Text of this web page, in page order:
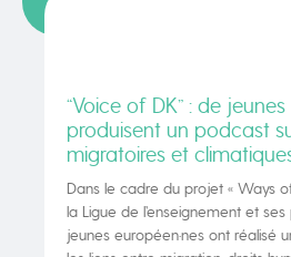
“Voice of DK” : de
produisent un podcast
migratoires et
Dans le cadre du projet « Ways
la Ligue de l’enseignement et
jeunes européen·nes ont réalisé